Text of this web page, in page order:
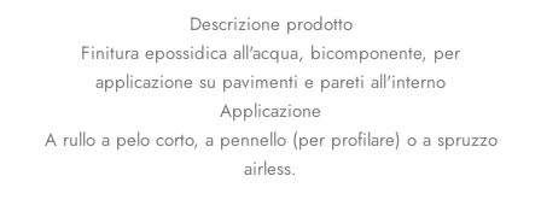
Descrizione prodotto
Finitura epossidica all'acqua, bicomponente, per
applicazione su pavimenti e pareti all'interno
Applicazione
A rullo a pelo corto, a pennello (per profilare) o a spruzzo
airless.